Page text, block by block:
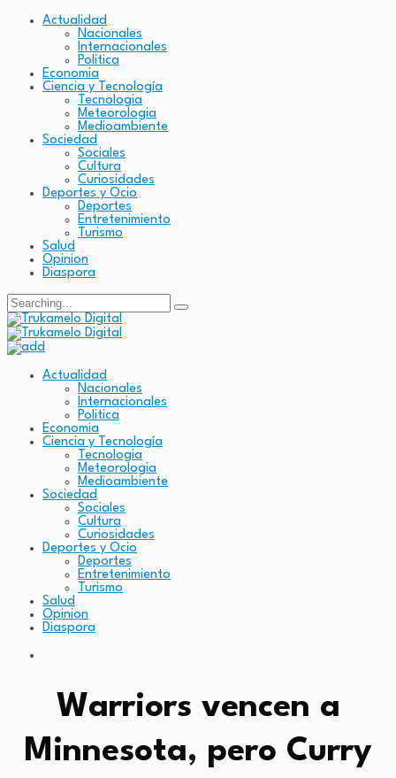
Actualidad
Nacionales
Internacionales
Politica
Economia
Ciencia y Tecnología
Tecnologia
Meteorologia
Medioambiente
Sociedad
Sociales
Cultura
Curiosidades
Deportes y Ocio
Deportes
Entretenimiento
Turismo
Salud
Opinion
Diaspora
Search
for:
Actualidad
Nacionales
Internacionales
Politica
Economia
Ciencia y Tecnología
Tecnologia
Meteorologia
Medioambiente
Sociedad
Sociales
Cultura
Curiosidades
Deportes y Ocio
Deportes
Entretenimiento
Turismo
Salud
Opinion
Diaspora
Warriors vencen a
Minnesota, pero Curry